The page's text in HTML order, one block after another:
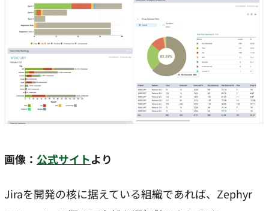
画像： 公式サイトより
Jiraを開発の核に据えている組織であれば、Zephyr